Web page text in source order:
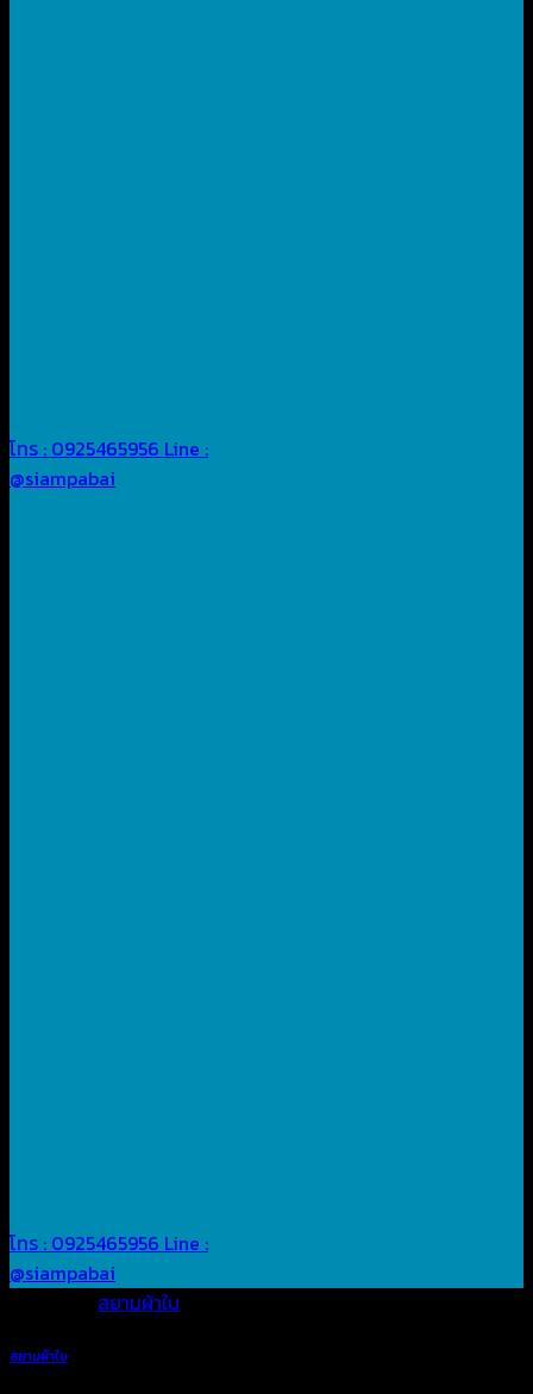
โทร : 0925465956 Line :
@siampabai
โทร : 0925465956 Line :
@siampabai
สยามผ้าใบ
สยามผ้าใบ